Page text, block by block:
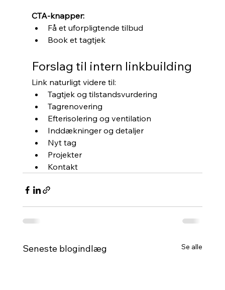
CTA-knapper:
Få et uforpligtende tilbud
Book et tagtjek
Forslag til intern linkbuilding
Link naturligt videre til:
Tagtjek og tilstandsvurdering
Tagrenovering
Efterisolering og ventilation
Inddækninger og detaljer
Nyt tag
Projekter
Kontakt
Seneste blogindlæg Se alle